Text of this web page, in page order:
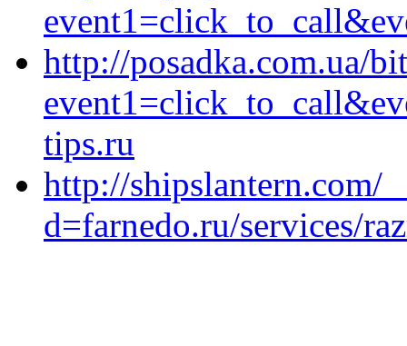
http://posadka.com.ua/
tips.ru
http://shipslantern.com/
d=farnedo.ru/services/